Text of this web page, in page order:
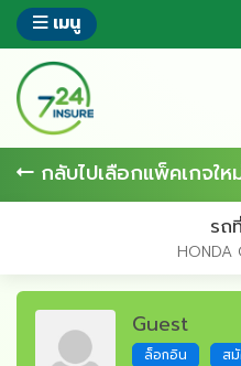
ข้าม
ส่วน
ของ
ข้อมูล
เมนู
กลับไปเลือกแพ็คเกจให
รถ
HONDA
Guest
ล็อกอิน ส